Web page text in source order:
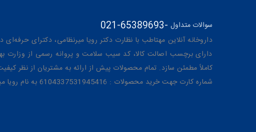
021-65389693 سوالات متداول -
داروخانه آنلاین مهتاطب با نظارت دکتر رویا میرنظامی، دکترای حرفه‌ای داروسازی
دارای برچسب اصالت کالا، کد سیب سلامت و پروانه رسمی از وزارت
کاملاً مطمئن سازد. تمام محصولات پیش از ارائه به مشتریان از نظر
شماره کارت جهت خرید محصولات : 6104337531945416 به نام رویا میرنظامی